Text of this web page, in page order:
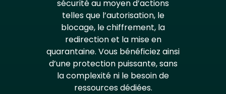
sécurité au moyen d’actions
telles que l’autorisation, le
blocage, le chiffrement, la
redirection et la mise en
quarantaine. Vous bénéficiez ainsi
d’une protection puissante, sans
la complexité ni le besoin de
ressources dédiées.